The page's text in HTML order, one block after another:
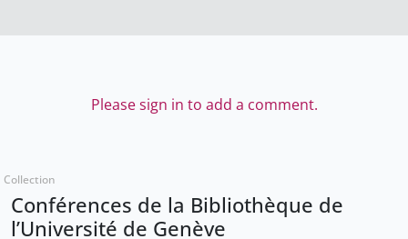
Please sign in to add a comment.
Collection
Conférences de la Bibliothèque de
l’Université de Genève